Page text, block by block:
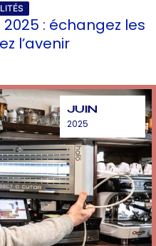
: échangez les
l’avenir
JUIN
2025